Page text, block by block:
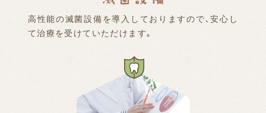
高性能の滅菌設備を導入しておりますので､安心し
て治療を受けていただけます｡